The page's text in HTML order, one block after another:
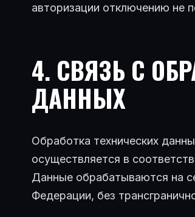
авторизации отключению не
4. СВЯЗЬ С
ДАННЫХ
Обработка технических
осуществляется в
Данные обрабатываются на
Федерации, без